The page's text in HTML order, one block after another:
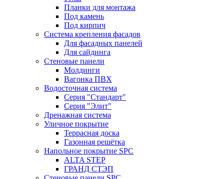
Планки для монтажа
Под камень
Под кирпич
Система крепления фасадов
Для фасадных панелей
Для сайдинга
Стеновые панели
Молдинги
Вагонка ПВХ
Водосточная система
Серия "Стандарт"
Серия "Элит"
Дренажная система
Уличное покрытие
Террасная доска
Газонная решётка
Напольное покрытие SPC
ALTA STEP
ГРАНД СТЭП